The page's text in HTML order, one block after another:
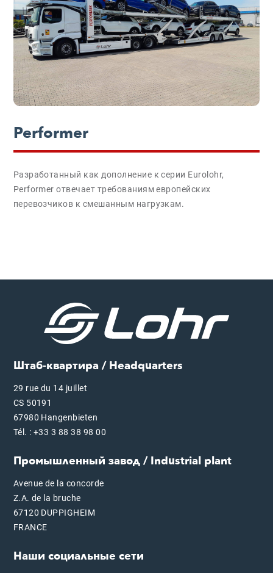
Performer
Разработанный как дополнение к серии Eurolohr,
Performer отвечает требованиям европейских
перевозчиков к смешанным нагрузкам.
Штаб-квартира / Headquarters
29 rue du 14 juillet
CS 50191
67980 Hangenbieten
Tél. : +33 3 88 38 98 00
Промышленный завод / Industrial plant
Avenue de la concorde
Z.A. de la bruche
67120 DUPPIGHEIM
FRANCE
Наши социальные сети